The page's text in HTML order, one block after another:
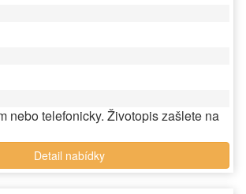
nebo telefonicky. Životopis zašlete na
Detail nabídky